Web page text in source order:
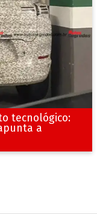
tecnológico:
a